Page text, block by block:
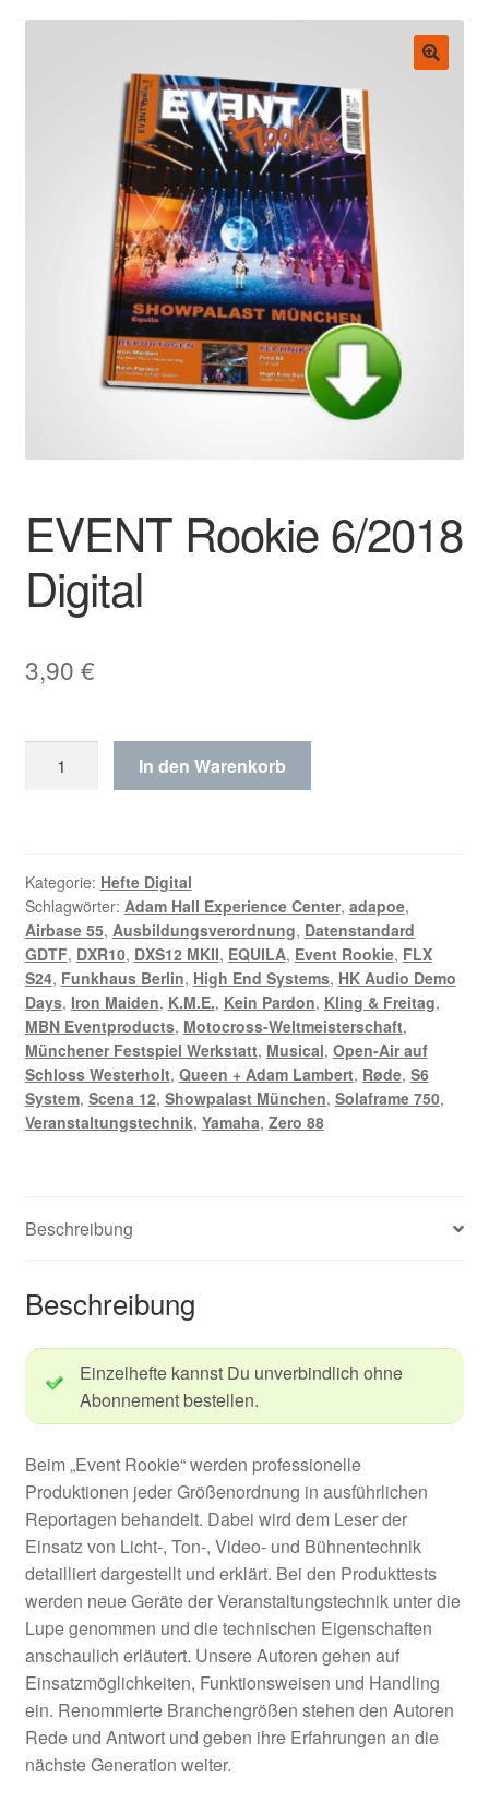
EVENT Rookie ArtikelUntermenü
EVENT Rookie 6/2018
Digital
3,90 €
Rookie
In den Warenkorb
Kategorie: Hefte Digital
Schlagwörter: Adam Hall Experience Center, adapoe,
Airbase 55, Ausbildungsverordnung, Datenstandard
GDTF, DXR10, DXS12 MKII, EQUILA, Event Rookie, FLX
S24, Funkhaus Berlin, High End Systems, HK Audio Demo
Days, Iron Maiden, K.M.E., Kein Pardon, Kling & Freitag,
MBN Eventproducts, Motocross-Weltmeisterschaft,
Münchener Festspiel Werkstatt, Musical, Open-Air auf
Schloss Westerholt, Queen + Adam Lambert, Røde, S6
System, Scena 12, Showpalast München, Solaframe 750,
Veranstaltungstechnik, Yamaha, Zero 88
Beschreibung
Beschreibung
Einzelhefte kannst Du unverbindlich ohne
Abonnement bestellen.
Beim „Event Rookie“ werden professionelle
Produktionen jeder Größenordnung in ausführlichen
Reportagen behandelt. Dabei wird dem Leser der
Einsatz von Licht-, Ton-, Video- und Bühnentechnik
detailliert dargestellt und erklärt. Bei den Produkttests
werden neue Geräte der Veranstaltungstechnik unter die
Lupe genommen und die technischen Eigenschaften
anschaulich erläutert. Unsere Autoren gehen auf
Einsatzmöglichkeiten, Funktionsweisen und Handling
ein. Renommierte Branchengrößen stehen den Autoren
Rede und Antwort und geben ihre Erfahrungen an die
nächste Generation weiter.